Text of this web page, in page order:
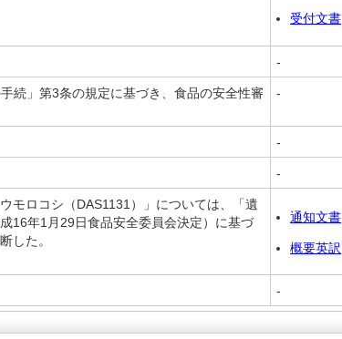
受付文書
-
続」第3条の規定に基づき、食品の安全性審
-
-
-
モロコシ（DAS1131）」については、「遺
16年1月29日食品安全委員会決定）に基づ
した。
通知文書
概要英訳
-